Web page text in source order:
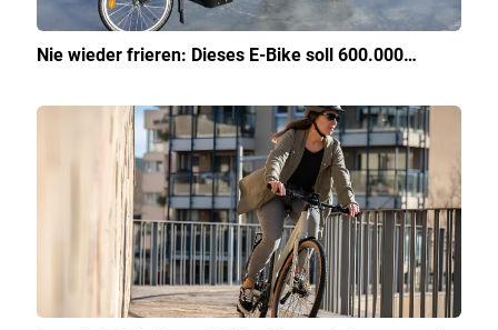
Nie wieder frieren: Dieses E-Bike soll 600.000…